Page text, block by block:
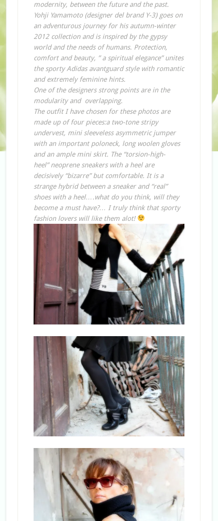
modernity, between the future and the past.
Yohji Yamamoto (designer del brand Y-3) goes on
an adventurous journey for his autumn-winter
2012 collection and is inspired by the gypsy
world and the needs of humans. Protection,
comfort and beauty, ” a spiritual elegance” unites
the sporty Adidas avantguard style with romantic
and extremely feminine hints.
One of the designers strong points are in the
modularity and overlapping.
The outfit I have chosen for these photos are
made up of four pieces:a two-tone stripy
undervest, mini sleeveless asymmetric jumper
with an important poloneck, long woolen gloves
and an ample mini skirt. The “torsion-high-
heel” neoprene sneakers with a heel are
decisively “bizarre” but comfortable. It is a
strange hybrid between a sneaker and “real”
shoes with a heel….what do you think, will they
become a must have?… I truly think that sporty
fashion lovers will like them alot!